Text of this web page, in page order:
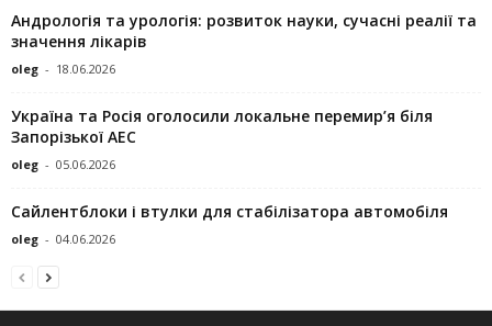
Андрологія та урологія: розвиток науки, сучасні реалії та
значення лікарів
oleg - 18.06.2026
Україна та Росія оголосили локальне перемир’я біля
Запорізької АЕС
oleg - 05.06.2026
Сайлентблоки і втулки для стабілізатора автомобіля
oleg - 04.06.2026